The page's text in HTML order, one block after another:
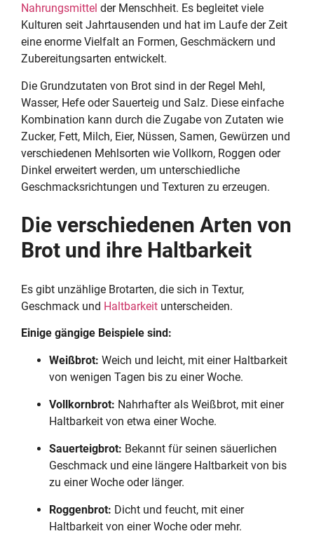
Nahrungsmittel der Menschheit. Es begleitet viele
Kulturen seit Jahrtausenden und hat im Laufe der Zeit
eine enorme Vielfalt an Formen, Geschmäckern und
Zubereitungsarten entwickelt.
Die Grundzutaten von Brot sind in der Regel Mehl,
Wasser, Hefe oder Sauerteig und Salz. Diese einfache
Kombination kann durch die Zugabe von Zutaten wie
Zucker, Fett, Milch, Eier, Nüssen, Samen, Gewürzen und
verschiedenen Mehlsorten wie Vollkorn, Roggen oder
Dinkel erweitert werden, um unterschiedliche
Geschmacksrichtungen und Texturen zu erzeugen.
Die verschiedenen Arten von
Brot und ihre Haltbarkeit
Es gibt unzählige Brotarten, die sich in Textur,
Geschmack und Haltbarkeit unterscheiden.
Einige gängige Beispiele sind:
Weißbrot: Weich und leicht, mit einer Haltbarkeit
von wenigen Tagen bis zu einer Woche.
Vollkornbrot: Nahrhafter als Weißbrot, mit einer
Haltbarkeit von etwa einer Woche.
Sauerteigbrot: Bekannt für seinen säuerlichen
Geschmack und eine längere Haltbarkeit von bis
zu einer Woche oder länger.
Roggenbrot: Dicht und feucht, mit einer
Haltbarkeit von einer Woche oder mehr.